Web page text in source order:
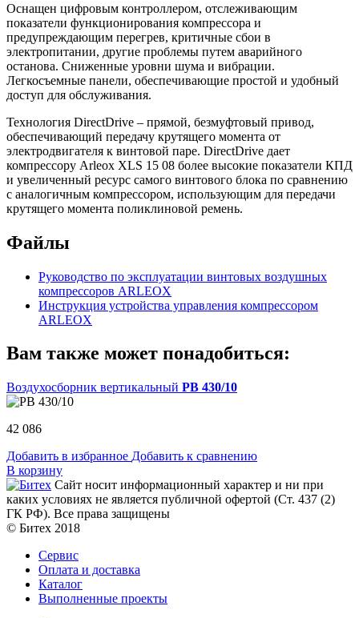
Оснащен цифровым контроллером, отслеживающим
показатели функционирования компрессора и
предупреждающим перегрев, критичные сбои в
электропитании, другие проблемы путем аварийного
останова. Сниженные уровни шума и вибрации.
Легкосъемные панели, обеспечивающие простой и удобный
доступ для обслуживания.
Технология DirectDrive – прямой, безмуфтовый привод,
обеспечивающий передачу крутящего момента от
электродвигателя к винтовой паре. DirectDrive дает
компрессору Arleox XLS 15 08 более высокие показатели КПД
и увеличенный ресурс самого винтового блока по сравнению
с аналогичным компрессором, использующим для передачи
крутящего момента поликлиновой ремень.
Файлы
Руководство по эксплуатации винтовых воздушных
компрессоров ARLEOX
Инструкция устройства управления компрессором
ARLEOX
Вам также может понадобиться:
Воздухосборник вертикальный РВ 430/10
42 086
Добавить в избранное Добавить к сравнению
В корзину
Сайт носит информационный характер и ни при
каких условиях не является публичной офертой (Ст. 437 (2)
ГК РФ). Все права защищены
© Битех 2018
Сервис
Оплата и доставка
Каталог
Выполненные проекты